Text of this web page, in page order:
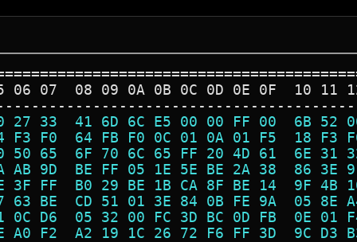
06 07  08 09 0A 0B 0C 0D 0E 0F  10 11
27 33  41 6D 6C E5 00 00 FF 00  6B
F3 F0  64 FB F0 0C 01 0A 01 F5  18
50 65  6F 70 6C 65 FF 20 4D 61  6E
AB 9D  BE FF 05 1E 5E BE 2A 38  86
3F FF  B0 29 BE 1B CA 8F BE 14  9F
63 BE  CD 51 01 3E 84 0B FE 9A  05
0C D6  05 32 00 FC 3D BC 0D FB  0E
A0 F2  A2 19 1C 26 72 F6 FF 3D  9C